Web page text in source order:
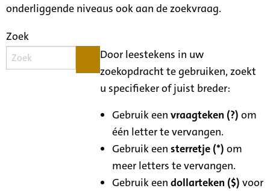
onderliggende niveaus ook aan de zoekvraag.
Zoek
Door leestekens in uw
zoekopdracht te gebruiken, zoekt
u specifieker of juist breder:
Gebruik eenvraagteken (?) om
één letter te vervangen.
Gebruik eensterretje (*) om
meer letters te vervangen.
Gebruik eendollarteken ($) voor